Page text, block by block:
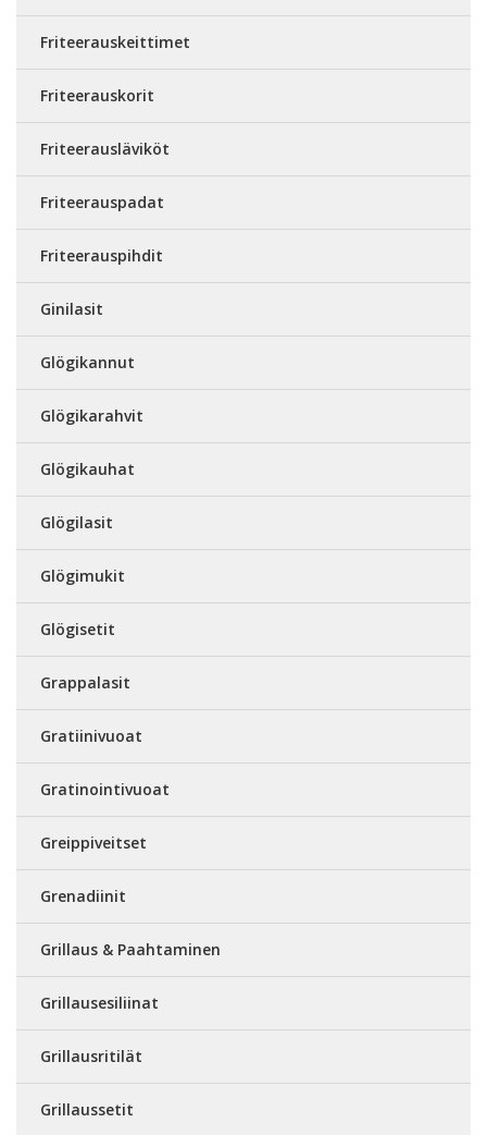
Friteerauskeittimet
Friteerauskorit
Friteerausläviköt
Friteerauspadat
Friteerauspihdit
Ginilasit
Glögikannut
Glögikarahvit
Glögikauhat
Glögilasit
Glögimukit
Glögisetit
Grappalasit
Gratiinivuoat
Gratinointivuoat
Greippiveitset
Grenadiinit
Grillaus & Paahtaminen
Grillausesiliinat
Grillausritilät
Grillaussetit